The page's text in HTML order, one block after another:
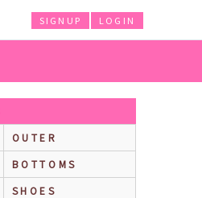
LOGIN
SIGNUP
OUTER
BOTTOMS
SHOES